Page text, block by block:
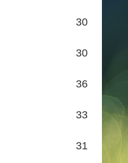
30
30
36
33
31